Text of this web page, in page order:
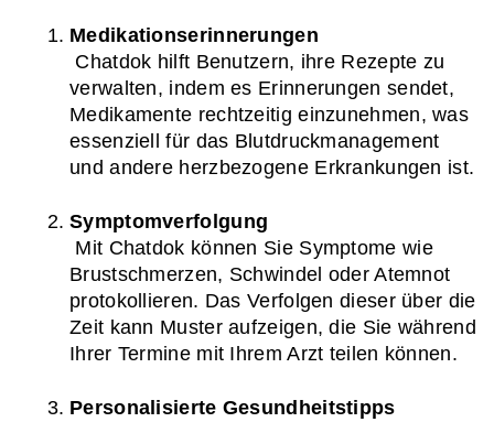
Medikationserinnerungen
verwalten, indem es Erinnerungen sendet,
Medikamente rechtzeitig einzunehmen, was
essenziell für das Blutdruckmanagement
und andere herzbezogene Erkrankungen ist.
Symptomverfolgung
Brustschmerzen, Schwindel oder Atemnot
protokollieren. Das Verfolgen dieser über die
Zeit kann Muster aufzeigen, die Sie während
Ihrer Termine mit Ihrem Arzt teilen können.
Personalisierte Gesundheitstipps